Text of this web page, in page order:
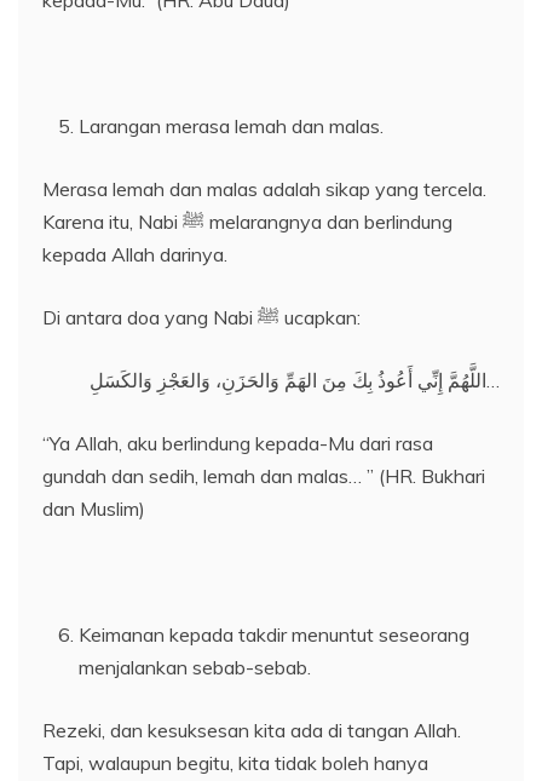
Larangan merasa lemah dan malas.
Merasa lemah dan malas adalah sikap yang tercela.
Karena itu, Nabi ﷺ melarangnya dan berlindung
kepada Allah darinya.
Di antara doa yang Nabi ﷺ ucapkan:
اللَّهُمَّ إِنِّي أَعُوذُ بِكَ مِنَ الهَمِّ وَالحَزَنِ، وَالعَجْزِ وَالكَسَلِ…
“Ya Allah, aku berlindung kepada-Mu dari rasa
gundah dan sedih, lemah dan malas… ” (HR. Bukhari
dan Muslim)
Keimanan kepada takdir menuntut seseorang
menjalankan sebab-sebab.
Rezeki, dan kesuksesan kita ada di tangan Allah.
Tapi, walaupun begitu, kita tidak boleh hanya